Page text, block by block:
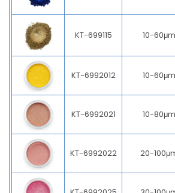
KT-699115 10-60μm
KT-6992012 10-60μm
KT-6992021 10-80μm
KT-6992022 20-